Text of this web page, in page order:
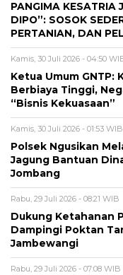
PANGIMA KESATRIA
DIPO”: SOSOK
PERTANIAN, DAN
Kamis, 30 Juli 2026 - 04:50
Ketua Umum GNTP:
Berbiaya Tinggi,
“Bisnis Kekuasaan”
Kamis, 30 Juli 2026 - 01:53 WIB
Polsek Ngusikan
Jagung Bantuan
Jombang
Rabu, 29 Juli 2026 - 08:21 WIB
Dukung Ketahanan
Dampingi Poktan
Jambewangi
Rabu, 29 Juli 2026 - 07:08 WIB